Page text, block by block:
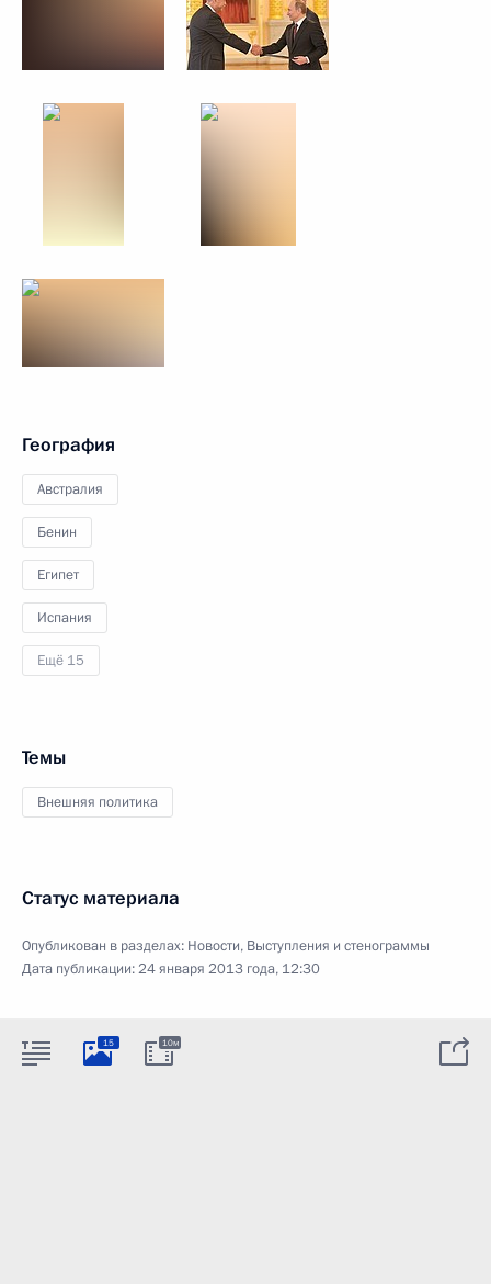
География
Австралия
Бенин
Египет
Испания
Ещё 15
Темы
Внешняя политика
Статус материала
Опубликован в разделах: Новости, Выступления и стенограммы
Дата публикации:24 января 2013 года, 12:30
15 10м